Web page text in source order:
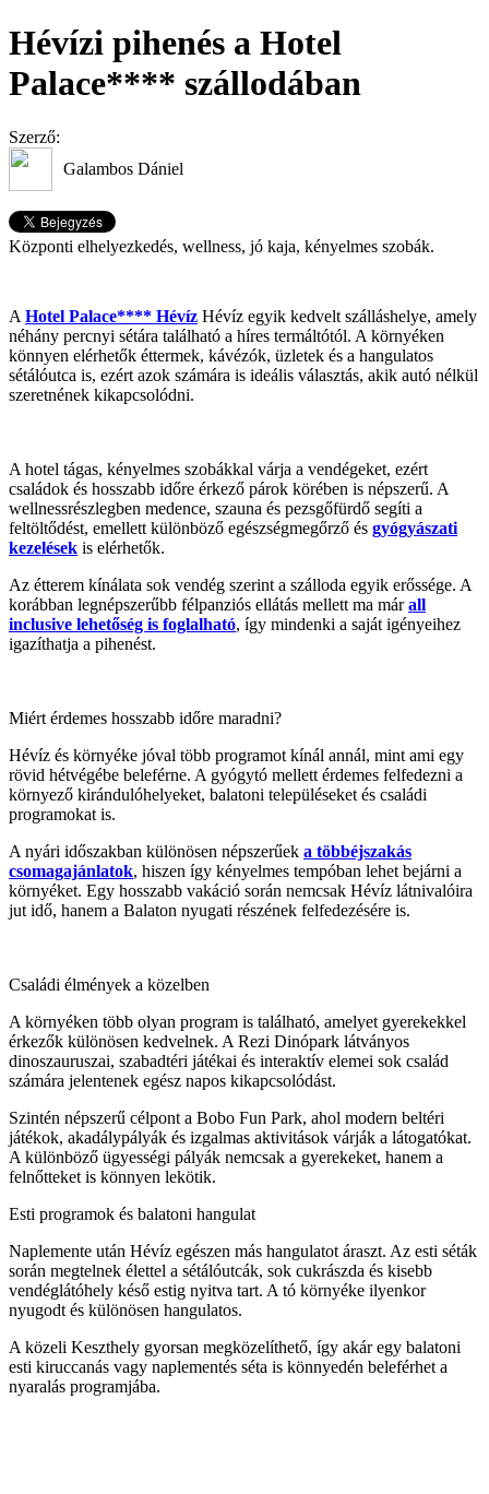
Hévízi pihenés a Hotel
Palace**** szállodában
Szerző:
Galambos Dániel
Központi elhelyezkedés, wellness, jó kaja, kényelmes szobák.
A Hotel Palace**** Hévíz Hévíz egyik kedvelt szálláshelye, amely
néhány percnyi sétára található a híres termáltótól. A környéken
könnyen elérhetők éttermek, kávézók, üzletek és a hangulatos
sétálóutca is, ezért azok számára is ideális választás, akik autó nélkül
szeretnének kikapcsolódni.
A hotel tágas, kényelmes szobákkal várja a vendégeket, ezért
családok és hosszabb időre érkező párok körében is népszerű. A
wellnessrészlegben medence, szauna és pezsgőfürdő segíti a
feltöltődést, emellett különböző egészségmegőrző és gyógyászati
kezelések is elérhetők.
Az étterem kínálata sok vendég szerint a szálloda egyik erőssége. A
korábban legnépszerűbb félpanziós ellátás mellett ma márall
inclusive lehetőség is foglalható, így mindenki a saját igényeihez
igazíthatja a pihenést.
Miért érdemes hosszabb időre maradni?
Hévíz és környéke jóval több programot kínál annál, mint ami egy
rövid hétvégébe beleférne. A gyógytó mellett érdemes felfedezni a
környező kirándulóhelyeket, balatoni településeket és családi
programokat is.
A nyári időszakban különösen népszerűek a többéjszakás
csomagajánlatok, hiszen így kényelmes tempóban lehet bejárni a
környéket. Egy hosszabb vakáció során nemcsak Hévíz látnivalóira
jut idő, hanem a Balaton nyugati részének felfedezésére is.
Családi élmények a közelben
A környéken több olyan program is található, amelyet gyerekekkel
érkezők különösen kedvelnek. A Rezi Dinópark látványos
dinoszauruszai, szabadtéri játékai és interaktív elemei sok család
számára jelentenek egész napos kikapcsolódást.
Szintén népszerű célpont a Bobo Fun Park, ahol modern beltéri
játékok, akadálypályák és izgalmas aktivitások várják a látogatókat.
A különböző ügyességi pályák nemcsak a gyerekeket, hanem a
felnőtteket is könnyen lekötik.
Esti programok és balatoni hangulat
Naplemente után Hévíz egészen más hangulatot áraszt. Az esti séták
során megtelnek élettel a sétálóutcák, sok cukrászda és kisebb
vendéglátóhely késő estig nyitva tart. A tó környéke ilyenkor
nyugodt és különösen hangulatos.
A közeli Keszthely gyorsan megközelíthető, így akár egy balatoni
esti kiruccanás vagy naplementés séta is könnyedén beleférhet a
nyaralás programjába.